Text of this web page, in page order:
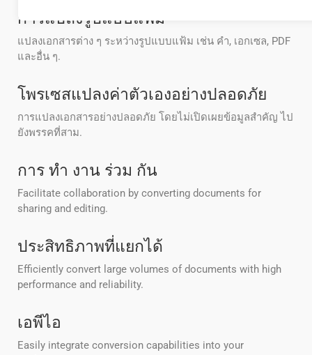
การแปลงรูปแบบแฟ้ม
แปลงเอกสารต่าง ๆ ระหว่างรูปแบบแฟ้ม เช่น คํา, เอกเซล, PDF
และอื่น ๆ.
โพรเซสแปลงค่าตัวเองอย่างปลอดภัย
การแปลงเอกสารอย่างปลอดภัย โดยไม่เปิดเผยข้อมูลสําคัญ ไป
ยังพรรคที่สาม.
การ ทํา งาน ร่วม กัน
Facilitate collaboration by converting documents for
sharing and editing.
ประสิทธิภาพที่แยกได้
Efficiently convert large volumes of documents with high
performance and reliability.
เอพีไอ
Easily integrate conversion capabilities into your